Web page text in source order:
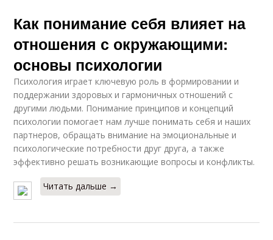
Как понимание себя влияет на
отношения с окружающими:
основы психологии
Психология играет ключевую роль в формировании и
поддержании здоровых и гармоничных отношений с
другими людьми. Понимание принципов и концепций
психологии помогает нам лучше понимать себя и наших
партнеров, обращать внимание на эмоциональные и
психологические потребности друг друга, а также
эффективно решать возникающие вопросы и конфликты.
Читать дальше →